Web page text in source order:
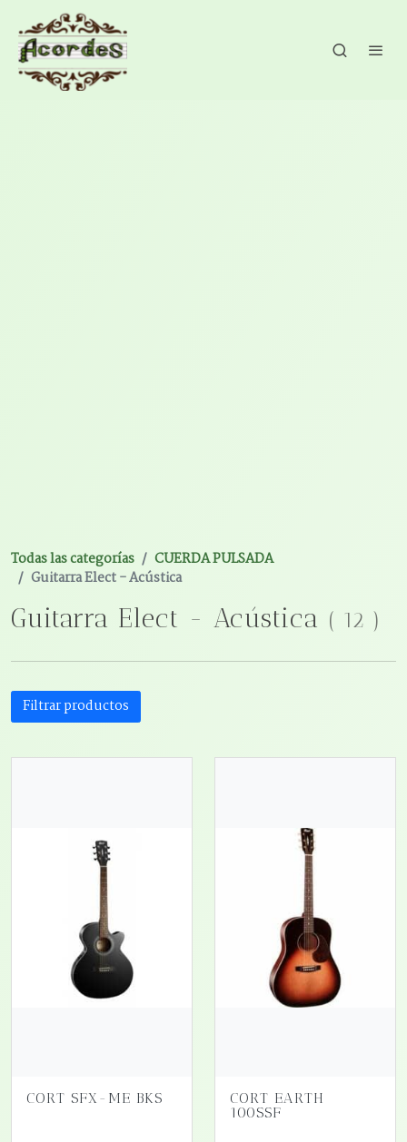
Todas las categorías
CUERDA PULSADA
Guitarra Elect - Acústica
Guitarra Elect - Acústica ( 12 )
Filtrar productos
CORT SFX-ME BKS
CORT EARTH
100SSF